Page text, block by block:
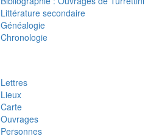
Littérature secondaire
Généalogie
Chronologie
Lettres
Lieux
Carte
Ouvrages
Personnes